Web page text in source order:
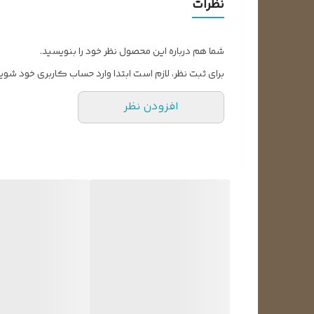
نظرات
شما هم درباره این محصول نظر خود را بنویسید.
برای ثبت نظر، لازم است ابتدا وارد حساب کاربری خود
افزودن نظر